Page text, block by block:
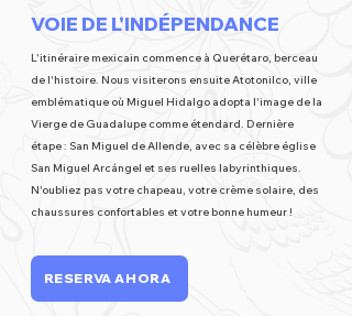
VOIE DE L'INDÉPENDANCE
L'itinéraire mexicain commence à Querétaro, berceau
de l'histoire. Nous visiterons ensuite Atotonilco, ville
emblématique où Miguel Hidalgo adopta l'image de la
Vierge de Guadalupe comme étendard. Dernière
étape : San Miguel de Allende, avec sa célèbre église
San Miguel Arcángel et ses ruelles labyrinthiques.
N'oubliez pas votre chapeau, votre crème solaire, des
chaussures confortables et votre bonne humeur !
RESERVA AHORA